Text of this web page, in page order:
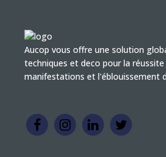
Aucop vous offre une solution
techniques et deco pour la
manifestations et l'éblouissement